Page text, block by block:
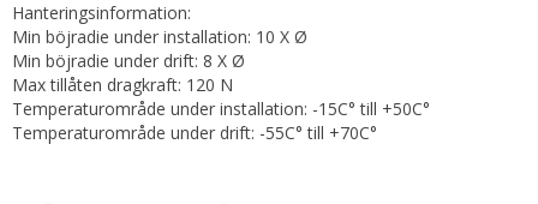
Hanteringsinformation:
Min böjradie under installation: 10 X Ø
Min böjradie under drift: 8 X Ø
Max tillåten dragkraft: 120 N
Temperaturområde under installation: -15C° till +50C°
Temperaturområde under drift: -55C° till +70C°